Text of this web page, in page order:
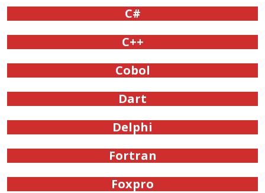
C#
C++
Cobol
Dart
Delphi
Fortran
Foxpro